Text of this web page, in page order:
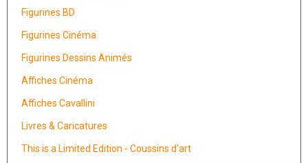
Figurines BD
Figurines Cinéma
Figurines Dessins Animés
Affiches Cinéma
Affiches Cavallini
Livres & Caricatures
This is a Limited Edition - Coussins d'art